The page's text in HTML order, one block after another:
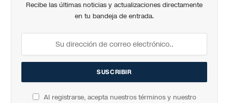
Recibe las últimas noticias y actualizaciones directamente
en tu bandeja de entrada.
Al registrarse, acepta nuestros términos y nuestro